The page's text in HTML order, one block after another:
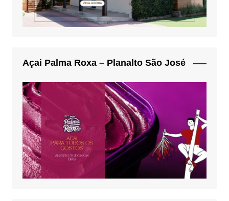
Açai Palma Roxa – Planalto São José